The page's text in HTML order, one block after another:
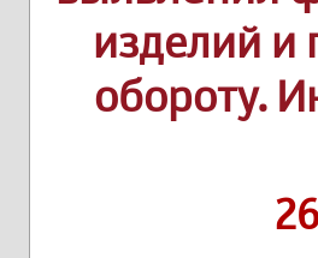
изделий и
обороту.